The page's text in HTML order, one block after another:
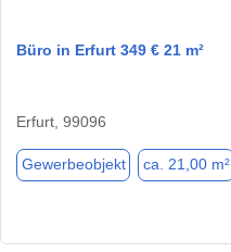
Büro in Erfurt 349 € 21 m²
Erfurt, 99096
Gewerbeobjekt ca. 21,00 m²